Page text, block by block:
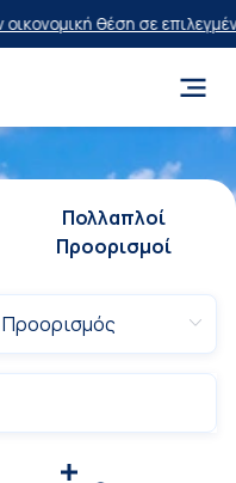
σε επιλεγμένα
Πολλαπλοί
Προορισμοί